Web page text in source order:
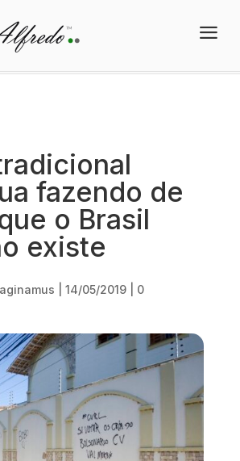
a
fazendo de
o Brasil
existe
14/05/2019| 0